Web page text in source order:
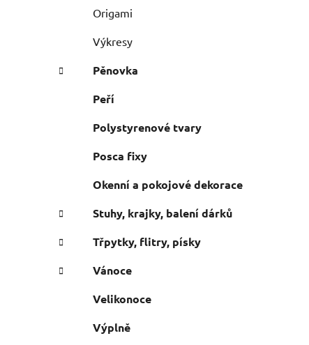
Origami
Výkresy
Pěnovka
Peří
Polystyrenové tvary
Posca fixy
Okenní a pokojové dekorace
Stuhy, krajky, balení dárků
Třpytky, flitry, písky
Vánoce
Velikonoce
Výplně